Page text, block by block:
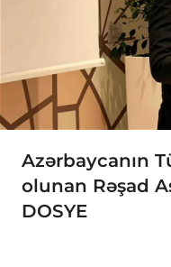
Azərbaycanın
olunan Rəşad
DOSYE